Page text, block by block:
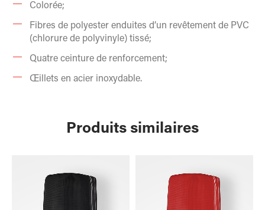
Colorée;
Fibres de polyester enduites d’un revêtement de PVC
(chlorure de polyvinyle) tissé;
Quatre ceinture de renforcement;
Œillets en acier inoxydable.
Produits similaires